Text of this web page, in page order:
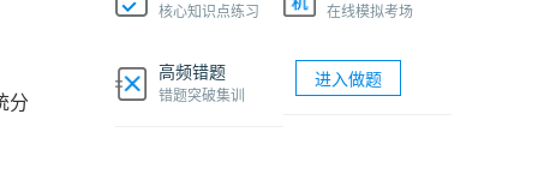
分
机考系统操作流程及画图讲解
软考网络工程师视频课程
核心知识点练习 在线模拟考场
高频错题
错题突破集训
进入做题